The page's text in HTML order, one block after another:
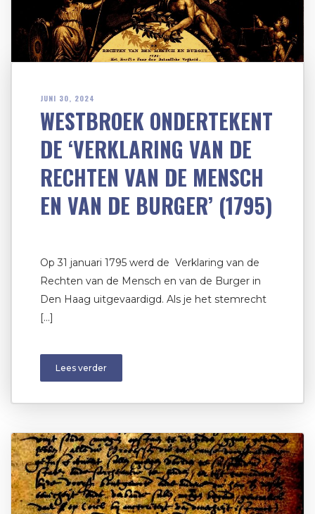
JUNI 30, 2024
WESTBROEK ONDERTEKENT
DE ‘VERKLARING VAN DE
RECHTEN VAN DE MENSCH
EN VAN DE BURGER’ (1795)
Op 31 januari 1795 werd de Verklaring van de
Rechten van de Mensch en van de Burger in
Den Haag uitgevaardigd. Als je het stemrecht
[…]
Lees verder